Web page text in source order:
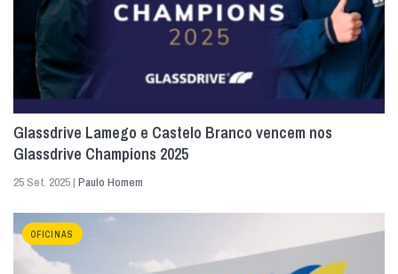
Glassdrive Lamego e Castelo Branco vencem nos
Glassdrive Champions 2025
25 Set. 2025 | Paulo Homem
OFICINAS